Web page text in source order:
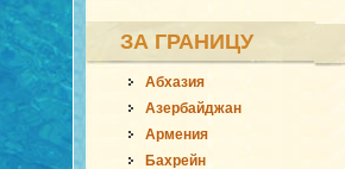
ЗА ГРАНИЦУ
Абхазия
Азербайджан
Армения
Бахрейн